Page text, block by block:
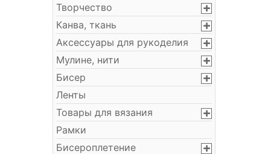
Творчество
Канва, ткань
Аксессуары для рукоделия
Мулине, нити
Бисер
Ленты
Товары для вязания
Рамки
Бисероплетение